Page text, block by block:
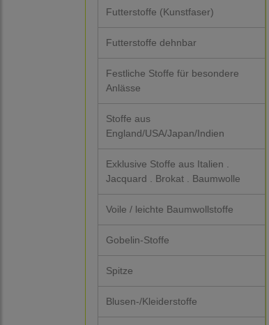
Futterstoffe (Kunstfaser)
Futterstoffe dehnbar
Festliche Stoffe für besondere
Anlässe
Stoffe aus
England/USA/Japan/Indien
Exklusive Stoffe aus Italien .
Jacquard . Brokat . Baumwolle
Voile / leichte Baumwollstoffe
Gobelin-Stoffe
Spitze
Blusen-/Kleiderstoffe